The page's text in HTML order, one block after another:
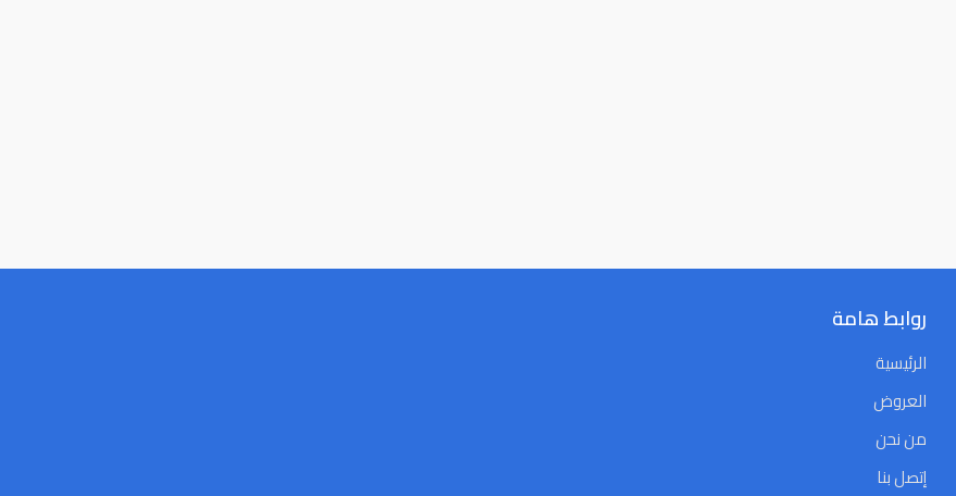
روابط هامة
الرئيسية
العروض
من نحن
إتصل بنا